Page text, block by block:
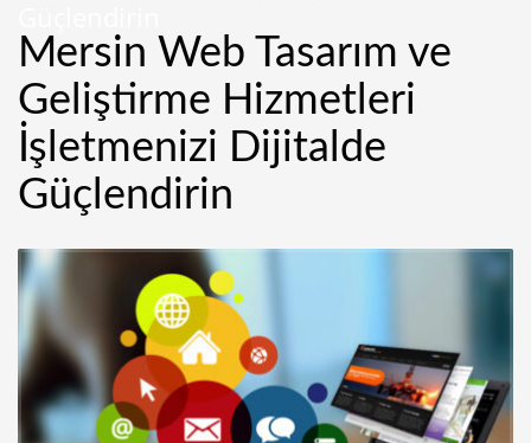
Mersin Web Tasarım ve
Geliştirme Hizmetleri
İşletmenizi Dijitalde
Güçlendirin